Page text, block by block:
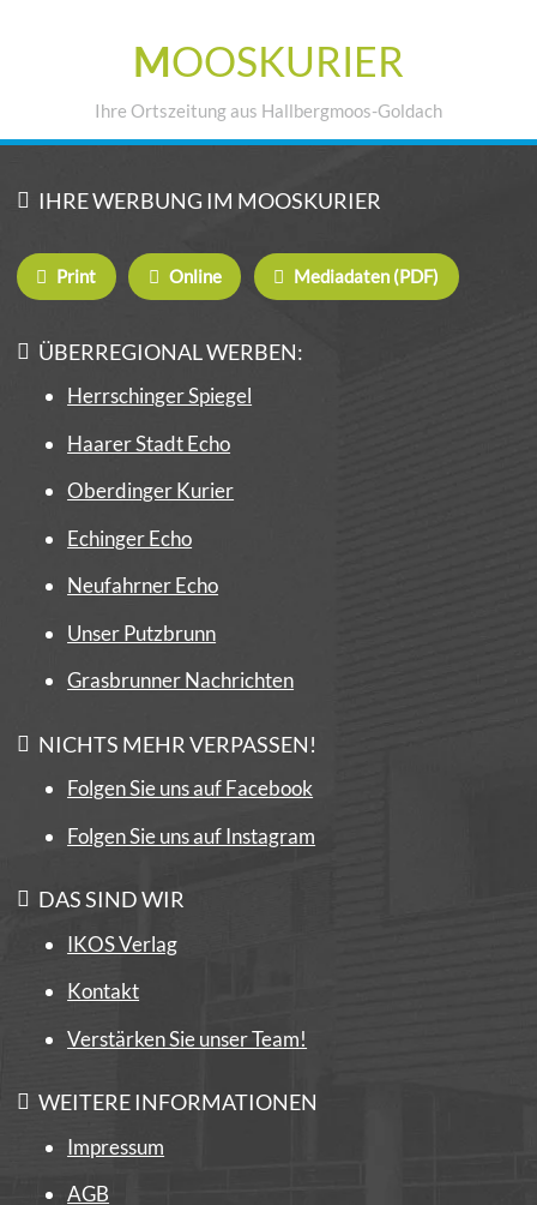
MOOSKURIER
Ihre Ortszeitung aus Hallbergmoos-Goldach
IHRE WERBUNG IM MOOSKURIER
Print Online Mediadaten (PDF)
ÜBERREGIONAL WERBEN:
Herrschinger Spiegel
Haarer Stadt Echo
Oberdinger Kurier
Echinger Echo
Neufahrner Echo
Unser Putzbrunn
Grasbrunner Nachrichten
NICHTS MEHR VERPASSEN!
Folgen Sie uns auf Facebook
Folgen Sie uns auf Instagram
DAS SIND WIR
IKOS Verlag
Kontakt
Verstärken Sie unser Team!
WEITERE INFORMATIONEN
Impressum
AGB